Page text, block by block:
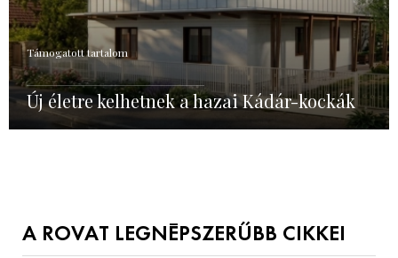
Támogatott tartalom
Új életre kelhetnek a hazai Kádár-kockák
A ROVAT LEGNÉPSZERŰBB CIKKEI